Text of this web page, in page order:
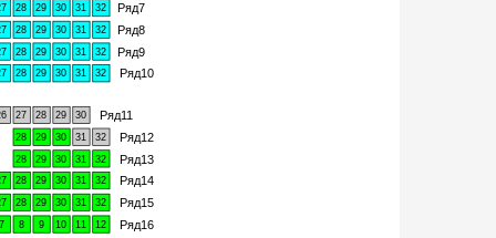
Ряд7
Ряд8
Ряд9
Ряд10
Ряд11
Ряд12
Ряд13
Ряд14
Ряд15
Ряд16
28 29 30 31
32
28 29 30 31 32
28 29 30 31 32
28 29 30 31 32
27 28 29 30
28 29 30 31
32
28 29 30 31 32
28 29 30 31 32
28 29 30 31
32
7 8 9 10 11 12